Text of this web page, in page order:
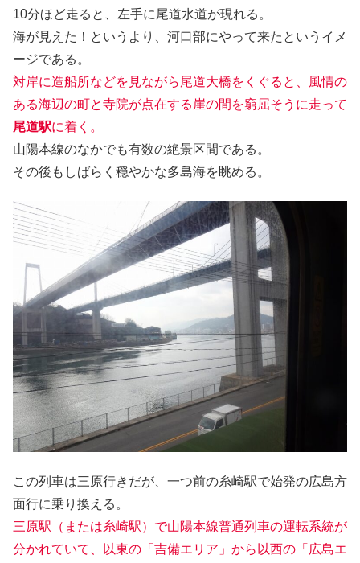
10分ほど走ると、左手に尾道水道が現れる。
海が見えた！というより、河口部にやって来たというイメ
ージである。
対岸に造船所などを見ながら尾道大橋をくぐると、風情の
ある海辺の町と寺院が点在する崖の間を窮屈そうに走って
尾道駅に着く。
山陽本線のなかでも有数の絶景区間である。
その後もしばらく穏やかな多島海を眺める。
この列車は三原行きだが、一つ前の糸崎駅で始発の広島方
面行に乗り換える。
三原駅（または糸崎駅）で山陽本線普通列車の運転系統が
分かれていて、以東の「吉備エリア」から以西の「広島エ